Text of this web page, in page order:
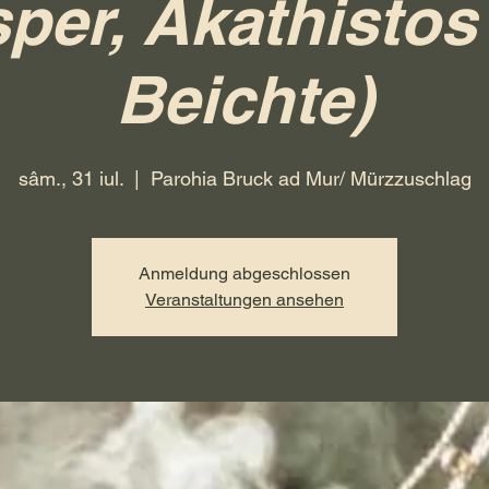
Beichte)
sâm., 31 iul.
  |
Parohia Bruck ad Mur/ Mürzzuschlag
Anmeldung abgeschlossen
Veranstaltungen ansehen